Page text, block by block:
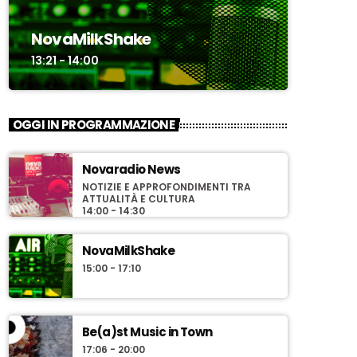
NovaMilkShake
13:21 - 14:00
OGGI IN PROGRAMMAZIONE
Novaradio News
NOTIZIE E APPROFONDIMENTI TRA
ATTUALITÀ E CULTURA
14:00 - 14:30
NovaMilkShake
15:00 - 17:10
Be(a)st Music in Town
17:06 - 20:00